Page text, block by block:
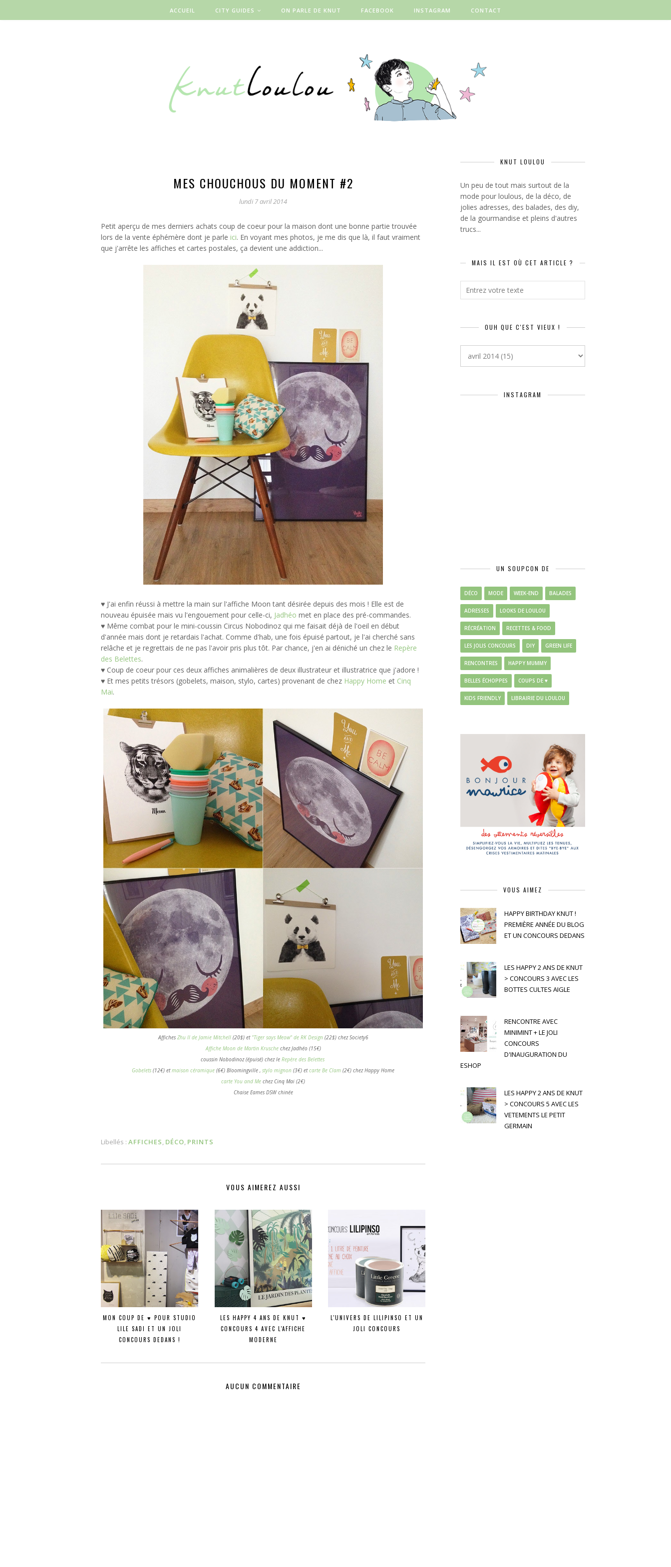
ACCUEIL CITY GUIDES ON PARLE DE KNUT FACEBOOK INSTAGRAM CONTACT
MES CHOUCHOUS DU MOMENT #2
lundi 7 avril 2014
Petit aperçu de mes derniers achats coup de coeur pour la maison dont une bonne partie trouvée
lors de la vente éphémère dont je parle ici. En voyant mes photos, je me dis que là, il faut vraiment
que j'arrête les affiches et cartes postales, ça devient une addiction...
♥ J'ai enfin réussi à mettre la main sur l'affiche Moon tant désirée depuis des mois ! Elle est de
nouveau épuisée mais vu l'engouement pour celle-ci, Jadhéo met en place des pré-commandes.
♥ Même combat pour le mini-coussin Circus Nobodinoz qui me faisait déjà de l'oeil en début
d'année mais dont je retardais l'achat. Comme d'hab, une fois épuisé partout, je l'ai cherché sans
relâche et je regrettais de ne pas l'avoir pris plus tôt. Par chance, j'en ai déniché un chez le Repère
des Belettes.
♥ Coup de coeur pour ces deux affiches animalières de deux illustrateur et illustratrice que j'adore !
♥ Et mes petits trésors (gobelets, maison, stylo, cartes) provenant de chez Happy Home et Cinq
Mai.
Affiches Zhu II de Jamie Mitchell(20$) et "Tiger says Meow" de RK Design (22$) chez Society6
Affiche Moon de Martin Kruschechez Jadhéo (15€)
coussin Nobodinoz (épuisé) chez le Repère des Belettes
Gobelets (12€) etmaison céramique (6€) Bloomingville , stylo mignon (3€) etcarte Be Clam (2€) chez Happy Home
carte You and Me chez Cinq Mai (2€)
Chaise Eames DSW chinée
Libellés : AFFICHES, DÉCO, PRINTS
VOUS AIMEREZ AUSSI
MON COUP DE ♥ POUR STUDIO
LILE SADI ET UN JOLI
CONCOURS DEDANS !
LES HAPPY 4 ANS DE KNUT ♥
CONCOURS 4 AVEC L'AFFICHE
MODERNE
L'UNIVERS DE LILIPINSO ET UN
JOLI CONCOURS
AUCUN COMMENTAIRE
KNUT LOULOU
Un peu de tout mais surtout de la
mode pour loulous, de la déco, de
jolies adresses, des balades, des diy,
de la gourmandise et pleins d'autres
trucs...
MAIS IL EST OÙ CET ARTICLE ?
OUH QUE C'EST VIEUX !
INSTAGRAM
UN SOUPCON DE
DÉCO MODE WEEK-END BALADES
ADRESSES LOOKS DE LOULOU
RÉCRÉATION RECETTES & FOOD
LES JOLIS CONCOURS DIY GREEN LIFE
RENCONTRES HAPPY MUMMY
BELLES ÉCHOPPES COUPS DE ♥
KIDS FRIENDLY LIBRAIRIE DU LOULOU
VOUS AIMEZ
HAPPY BIRTHDAY KNUT !
PREMIÈRE ANNÉE DU BLOG
ET UN CONCOURS DEDANS
LES HAPPY 2 ANS DE KNUT
> CONCOURS 3 AVEC LES
BOTTES CULTES AIGLE
RENCONTRE AVEC
MINIMINT + LE JOLI
CONCOURS
D'INAUGURATION DU
ESHOP
LES HAPPY 2 ANS DE KNUT
> CONCOURS 5 AVEC LES
VETEMENTS LE PETIT
GERMAIN